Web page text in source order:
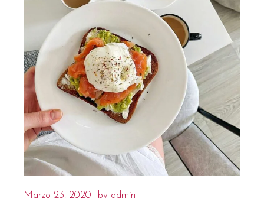
Marzo 23, 2020 by admin